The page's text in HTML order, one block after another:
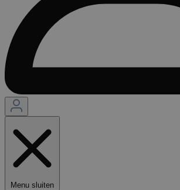
Menu sluiten